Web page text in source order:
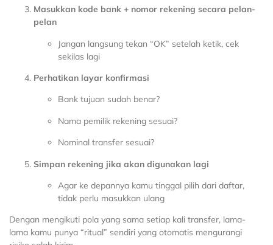
Masukkan kode bank + nomor rekening secara pelan-
pelan
Jangan langsung tekan “OK” setelah ketik, cek
sekilas lagi
Perhatikan layar konfirmasi
Bank tujuan sudah benar?
Nama pemilik rekening sesuai?
Nominal transfer sesuai?
Simpan rekening jika akan digunakan lagi
Agar ke depannya kamu tinggal pilih dari daftar,
tidak perlu masukkan ulang
Dengan mengikuti pola yang sama setiap kali transfer, lama-
lama kamu punya “ritual” sendiri yang otomatis mengurangi